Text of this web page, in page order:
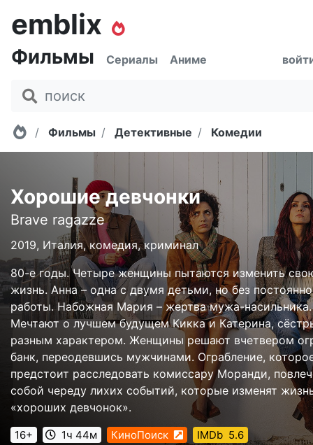
emblix
Фильмы Сериалы Аниме
Главная
Фильмы Детективные Комедии
Хорошие девчонки
Brave ragazze
2019, Италия, комедия, криминал
80-е годы. Четыре женщины пытаются изменить
жизнь. Анна – одна с двумя детьми, но без
работы. Набожная Мария – жертва мужа-насильника.
Мечтают о лучшем будущем Кикка и Катерина,
разным характером. Женщины решают вчетвером
банк, переодевшись мужчинами. Ограбление,
предстоит расследовать комиссару Моранди,
собой череду лихих событий, которые изменят
«хороших девчонок».
16+ 1ч 44м КиноПоиск IMDb 5.6